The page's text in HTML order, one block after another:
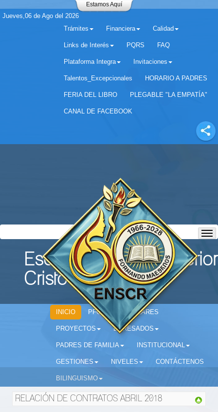
Estamos Aquí
Jueves,06 de Ago del 2026
Trámites
Financiera Calidad
Links de Interés PQRS FAQ
Plataforma Integra Invitaciones
Talentos_Excepcionales HORARIO A PADRES
FERIA DEL LIBRO PLEGABLE "LA EMPATÍA"
CANAL DE FACEBOOK
Escuela Normal Superior
Cristo Rey
INICIO PFC CIRCULARES
PROYECTOS EGRESADOS
PADRES DE FAMILIA INSTITUCIONAL
GESTIONES NIVELES CONTÁCTENOS
BILINGUISMO
RELACIÓN DE CONTRATOS ABRIL 2018